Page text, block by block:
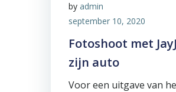
by admin
september 10, 2020
Fotoshoot met
zijn auto
Voor een uitgave van